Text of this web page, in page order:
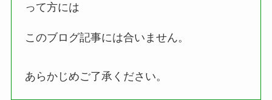
って方には
このブログ記事には合いません。
あらかじめご了承ください。